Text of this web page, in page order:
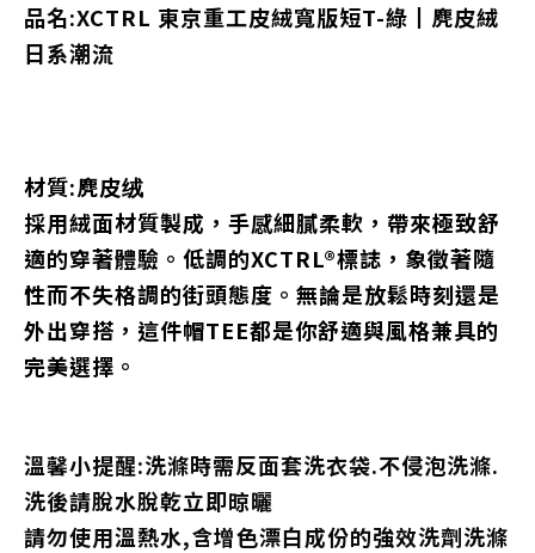
品名:XCTRL 東京重工皮絨寬版短T-綠┃麂皮絨
日系潮流
材質:麂皮绒
採用絨面材質製成，手感細膩柔軟，帶來極致舒
適的穿著體驗。低調的XCTRL®標誌，象徵著隨
性而不失格調的街頭態度。無論是放鬆時刻還是
外出穿搭，這件帽TEE都是你舒適與風格兼具的
完美選擇。
溫馨小提醒:洗滌時需反面套洗衣袋.不侵泡洗滌.
洗後請脫水脫乾立即晾曬
請勿使用溫熱水,含增色漂白成份的強效洗劑洗滌